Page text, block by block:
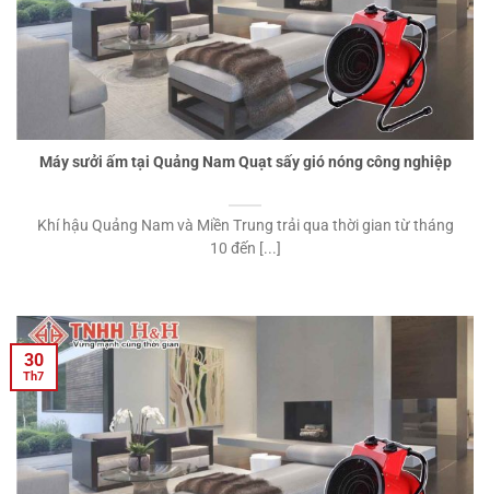
Máy sưởi ấm tại Quảng Nam Quạt sấy gió nóng công nghiệp
Khí hậu Quảng Nam và Miền Trung trải qua thời gian từ tháng
10 đến [...]
30
Th7